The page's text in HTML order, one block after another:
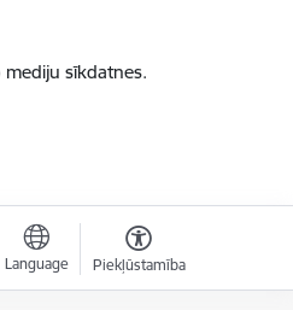
sīkdatnes.
Language Piekļūstamība